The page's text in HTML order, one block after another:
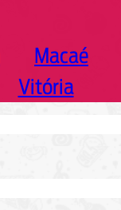
Macaé
Vitória